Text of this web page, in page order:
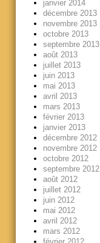
janvier 2014
décembre 2013
novembre 2013
octobre 2013
septembre 2013
août 2013
juillet 2013
juin 2013
mai 2013
avril 2013
mars 2013
février 2013
janvier 2013
décembre 2012
novembre 2012
octobre 2012
septembre 2012
août 2012
juillet 2012
juin 2012
mai 2012
avril 2012
mars 2012